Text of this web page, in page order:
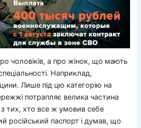
чоловіків, а про жінок, що мають
Наприклад,
Лише під цю категорію на
потрапляє велика частина
тих, хто все ж умовив себе
російський паспорт і думав, що